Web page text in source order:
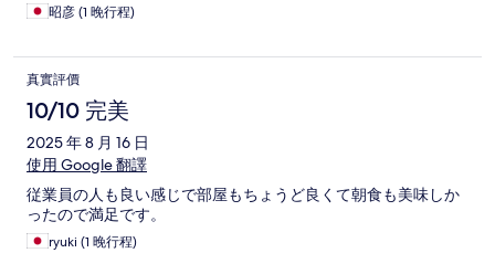
昭彦 (1 晚行程)
真實評價
10/10 完美
2025 年 8 月 16 日
使用 Google 翻譯
従業員の人も良い感じで部屋もちょうど良くて朝食も美味しか
ったので満足です。
ryuki (1 晚行程)